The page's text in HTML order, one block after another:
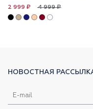
4 999 ₽
2 999 ₽
НОВОСТНАЯ